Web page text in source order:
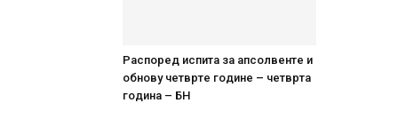
Распоред испита за апсолвенте и
обнову четврте године – четврта
година – БН